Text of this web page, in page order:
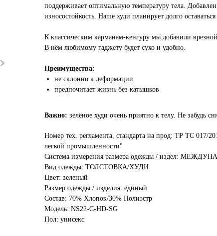
поддерживает оптимальную температуру тела.
износостойкость. Наше худи планирует долго
К классическим карманам-кенгуру мы добавили
В нём любимому гаджету будет сухо и удобно.
Преимущества:
не склонно к деформации
предпочитает жизнь без катышков
Важно: зелёное худи очень приятно к телу. Не забудь
Номер тех. регламента, стандарта на прод: ТР ТС 017/
легкой промышленности"
Система измерения размера одежды / издел:
Вид одежды: ТОЛСТОВКА/ХУДИ
Цвет: зеленый
Размер одежды / изделия: единый
Состав: 70% Хлопок/30% Полиэстр
Модель: NS22-C-HD-SG
Пол: унисекс